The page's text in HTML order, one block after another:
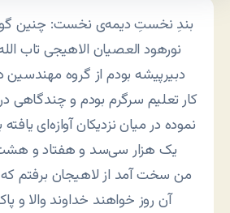
بندِ نخستِ دیمه‌ی نخست: چنین
نورهود العصیان الاهیجی تاب
دبیرپیشه بودم از گروه مهندسین
کار تعلیم سرگرم بودم و چندگاهی
نموده در میان نزدیکان آوازه‌ای
من سخت آمد از لاهیجان برفتم که
آن روز خواهند خداوند والا و